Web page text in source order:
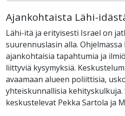
Ajankohtaista Lähi-
Lähi-itä ja erityisesti Israel on
suurennuslasin alla.
ajankohtaisia tapahtumia ja
liittyviä kysymyksiä.
avaamaan alueen poliittisia,
yhteiskunnallisia kehityskulkuja.
keskustelevat Pekka Sartola ja